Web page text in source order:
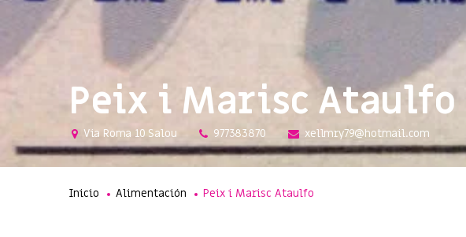
Peix i Marisc Ataulfo
Via Roma 10 Salou 977383870 xellmry79@hotmail.com
Inicio Alimentación Peix i Marisc Ataulfo